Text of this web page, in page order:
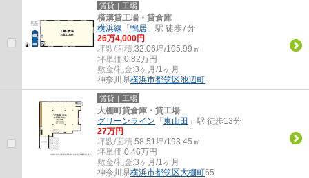
賃貸｜工場
横溝貸工場・貸倉庫
横浜線 「 鴨居 」駅 徒歩7分
26万4,000円
坪数/面積:32.06坪/105.99㎡
坪単価:0.82万円
敷金/礼金:3ヶ月/1ヶ月
神奈川県横浜市都筑区池辺町
賃貸｜工場
大棚町貸倉庫・貸工場
グリーンライン 「 東山田 」駅 徒歩13分
27万円
坪数/面積:58.51坪/193.45㎡
坪単価:0.46万円
敷金/礼金:3ヶ月/1ヶ月
神奈川県横浜市都筑区大棚町65